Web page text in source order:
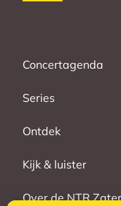
Concertagenda
Series
Ontdek
Kijk & luister
Over de NTR